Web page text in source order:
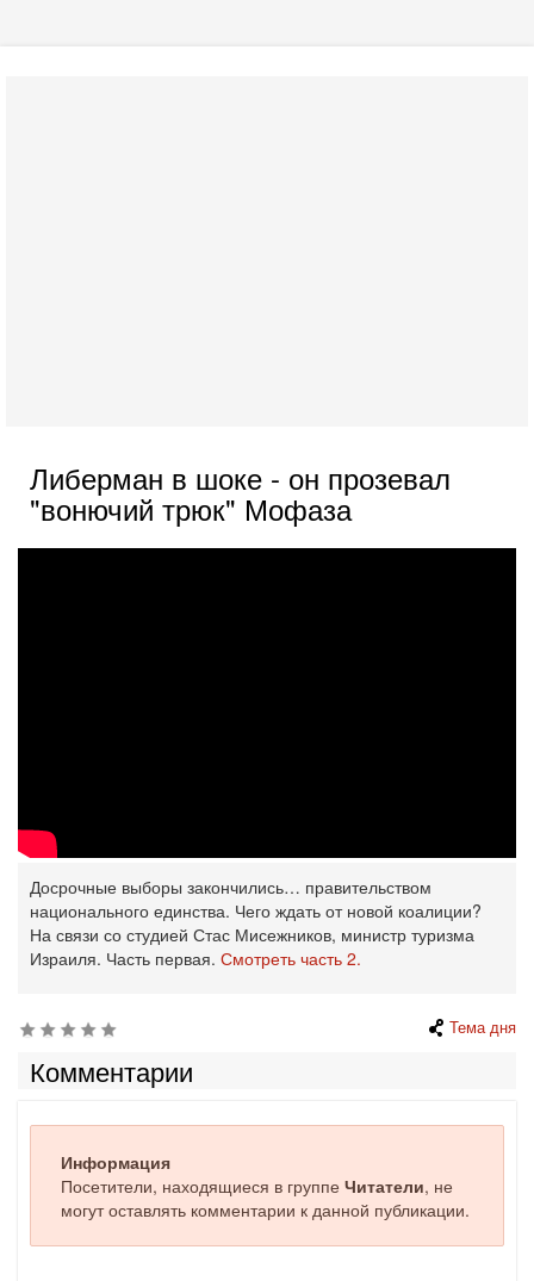
Либерман в шоке - он прозевал
"вонючий трюк" Мофаза
Досрочные выборы закончились… правительством
национального единства. Чего ждать от новой коалиции?
На связи со студией Стас Мисежников, министр туризма
Израиля. Часть первая. Смотреть часть 2.
Тема дня
Комментарии
Информация
Посетители, находящиеся в группе Читатели, не
могут оставлять комментарии к данной публикации.